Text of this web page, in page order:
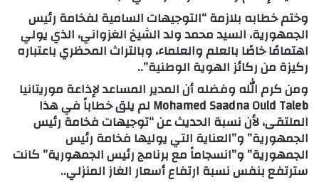
وختم خطابه بلازمة “التوجيهات السامية لفخامة رئيس
الجمهورية، السيد محمد ولد الشيخ الغزواني، الذي يولي
اهتمامًا خاصًا بالعلم والعلماء، وبالتراث المحظري باعتباره
ركيزة من ركائز الهوية الوطنية”..
ومن كرم الله وفضله أن المدير المساعد لإذاعة موريتانيا
Mohamed Saadna Ould Taleb لم يلق خطاباً في هذا
الملتقى، لأن نسبة الحديث عن “توجيهات فخامة رئيس
الجمهورية” و”العناية التي يوليها فخامة رئيس
الجمهورية” و”انسجاماً مع برنامج رئيس الجمهورية” كانت
سترتفع بنفس نسبة ارتفاع أسعار الغاز المنزلي..